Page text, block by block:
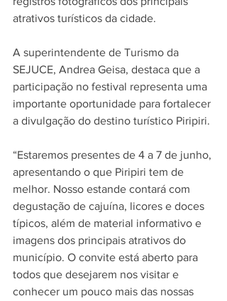
atrativos turísticos da cidade.
A superintendente de Turismo da
SEJUCE, Andrea Geisa, destaca que a
participação no festival representa uma
importante oportunidade para fortalecer
a divulgação do destino turístico Piripiri.
“Estaremos presentes de 4 a 7 de junho,
apresentando o que Piripiri tem de
melhor. Nosso estande contará com
degustação de cajuína, licores e doces
típicos, além de material informativo e
imagens dos principais atrativos do
município. O convite está aberto para
todos que desejarem nos visitar e
conhecer um pouco mais das nossas